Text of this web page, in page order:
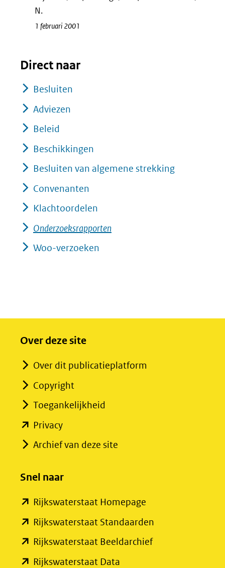
N.
1 februari 2001
Direct naar
Besluiten
Adviezen
Beleid
Beschikkingen
Besluiten van algemene strekking
Convenanten
Klachtoordelen
Onderzoeksrapporten
Woo-verzoeken
Over deze site
Over dit publicatieplatform
Copyright
Toegankelijkheid
Privacy(opent
in
venster)
naar
een
andere
Archief van deze site
Snel naar
Rijkswaterstaat Homepage
in
Rijkswaterstaat Standaarden
Rijkswaterstaat Beeldarchief(opent
Rijkswaterstaat Data